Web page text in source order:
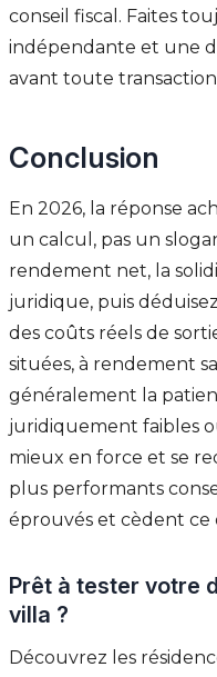
conseil fiscal. Faites
indépendante et une
avant toute
Conclusion
En 2026, la réponse
un calcul, pas un
rendement net, la
juridique, puis
des coûts réels de
situées, à rendement
généralement la
juridiquement faibles
mieux en force et se
plus performants
éprouvés et cèdent ce
Prêt à tester votre
villa ?
Découvrez les